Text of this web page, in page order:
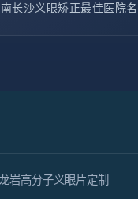
长沙义眼矫正最佳医院名
岩高分子义眼片定制